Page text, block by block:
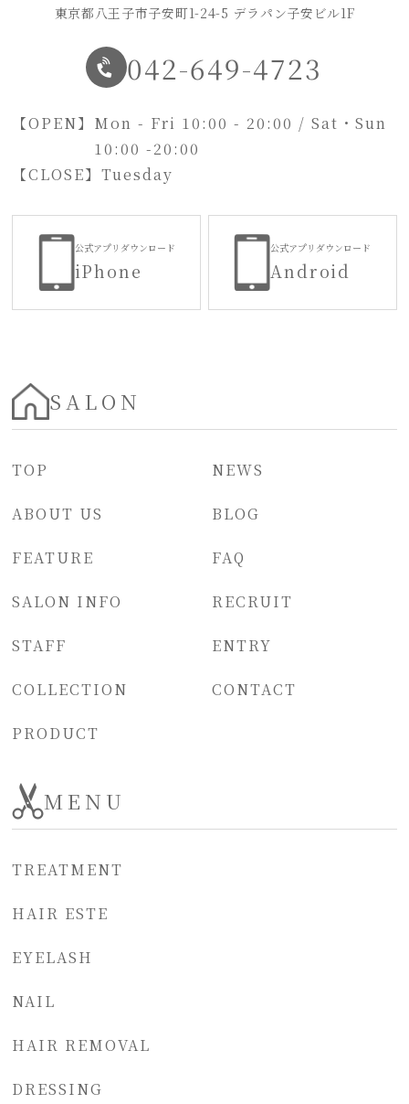
東京都八王子市子安町1-24-5 デラパン子安ビル1F
042-649-4723
【OPEN】 Mon - Fri 10:00 - 20:00 / Sat・Sun
10:00 -20:00
【CLOSE】Tuesday
公式アプリダウンロード
iPhone
公式アプリダウンロード
Android
SALON
TOP
ABOUT US
FEATURE
SALON INFO
STAFF
COLLECTION
PRODUCT
NEWS
BLOG
FAQ
RECRUIT
ENTRY
CONTACT
MENU
TREATMENT
HAIR ESTE
EYELASH
NAIL
HAIR REMOVAL
DRESSING